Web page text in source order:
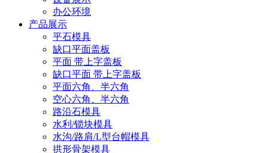
办公环境
产品展示
平石模具
缺口平面盖板
平面 带上字盖板
缺口平面 带上字盖板
平面六角、半六角
空心六角、半六角
路沿石模具
水利/锁块模具
水沟/路肩/L型台帽模具
拱形骨架模具